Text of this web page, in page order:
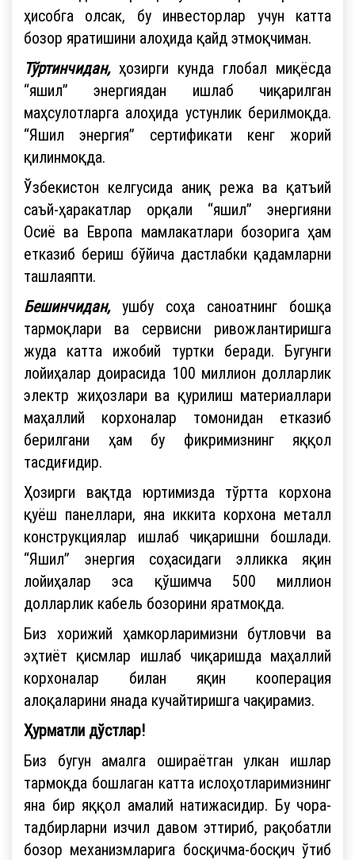
ҳисобга олсак, бу инвесторлар учун катта
бозор яратишини алоҳида қайд этмоқчиман.
Тўртинчидан,ҳозирги кунда глобал миқёсда
“яшил” энергиядан ишлаб чиқарилган
маҳсулотларга алоҳида устунлик берилмоқда.
“Яшил энергия” сертификати кенг жорий
қилинмоқда.
Ўзбекистон келгусида аниқ режа ва қатъий
саъй-ҳаракатлар орқали “яшил” энергияни
Осиё ва Европа мамлакатлари бозорига ҳам
етказиб бериш бўйича дастлабки қадамларни
ташлаяпти.
Бешинчидан, ушбу соҳа саноатнинг бошқа
тармоқлари ва сервисни ривожлантиришга
жуда катта ижобий туртки беради. Бугунги
лойиҳалар доирасида 100 миллион долларлик
электр жиҳозлари ва қурилиш материаллари
маҳаллий корхоналар томонидан етказиб
берилгани ҳам бу фикримизнинг яққол
тасдиғидир.
Ҳозирги вақтда юртимизда тўртта корхона
қуёш панеллари, яна иккита корхона металл
конструкциялар ишлаб чиқаришни бошлади.
“Яшил” энергия соҳасидаги элликка яқин
лойиҳалар эса қўшимча 500 миллион
долларлик кабель бозорини яратмоқда.
Биз хорижий ҳамкорларимизни бутловчи ва
эҳтиёт қисмлар ишлаб чиқаришда маҳаллий
корхоналар билан яқин кооперация
алоқаларини янада кучайтиришга чақирамиз.
Ҳурматли дўстлар!
Биз бугун амалга ошираётган улкан ишлар
тармоқда бошлаган катта ислоҳотларимизнинг
яна бир яққол амалий натижасидир. Бу чора-
тадбирларни изчил давом эттириб, рақобатли
бозор механизмларига босқичма-босқич ўтиб